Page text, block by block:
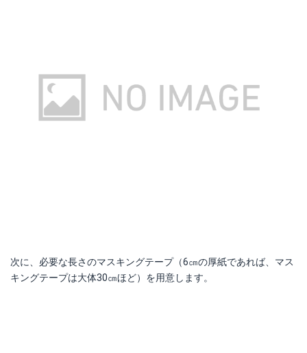
次に、必要な長さのマスキングテープ（6㎝の厚紙であれば、マス
キングテープは大体30㎝ほど）を用意します。